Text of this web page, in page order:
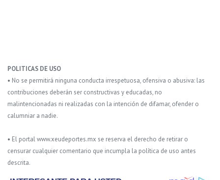
POLITICAS DE USO
• No se permitirá ninguna conducta irrespetuosa, ofensiva o abusiva: las
contribuciones deberán ser constructivas y educadas, no
malintencionadas ni realizadas con la intención de difamar, ofender o
calumniar a nadie.
• El portal www.xeudeportes.mx se reserva el derecho de retirar o
censurar cualquier comentario que incumpla la política de uso antes
descrita.